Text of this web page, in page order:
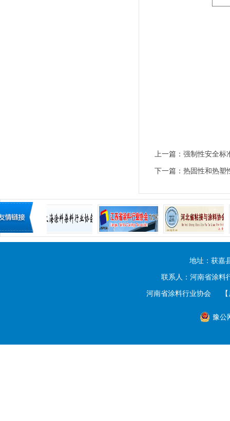
上一篇： 强制性安全标
下一篇： 热固性和热塑
地址：获嘉
联系人：河南省涂
河南省涂料行业协会
豫公